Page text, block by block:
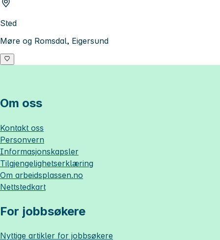
Sted
Møre og Romsdal, Eigersund
Om oss
Kontakt oss
Personvern
Informasjonskapsler
Tilgjengelighetserklæring
Om arbeidsplassen.no
Nettstedkart
For jobbsøkere
Nyttige artikler for jobbsøkere